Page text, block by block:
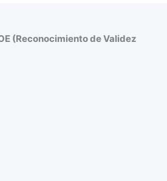
(Reconocimiento de Validez